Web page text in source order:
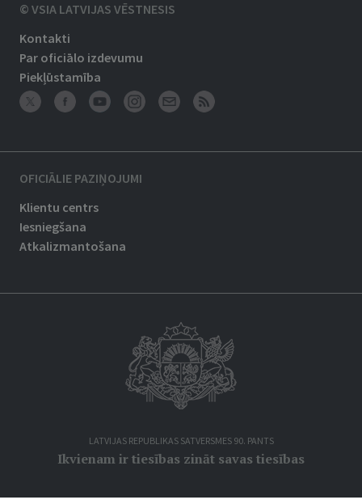
© VSIA LATVIJAS VĒSTNESIS
Kontakti
Par oficiālo izdevumu
Piekļūstamība
OFICIĀLIE PAZIŅOJUMI
Klientu centrs
Iesniegšana
Atkalizmantošana
LATVIJAS REPUBLIKAS SATVERSMES 90. PANTS
Ikvienam ir tiesības zināt savas tiesības